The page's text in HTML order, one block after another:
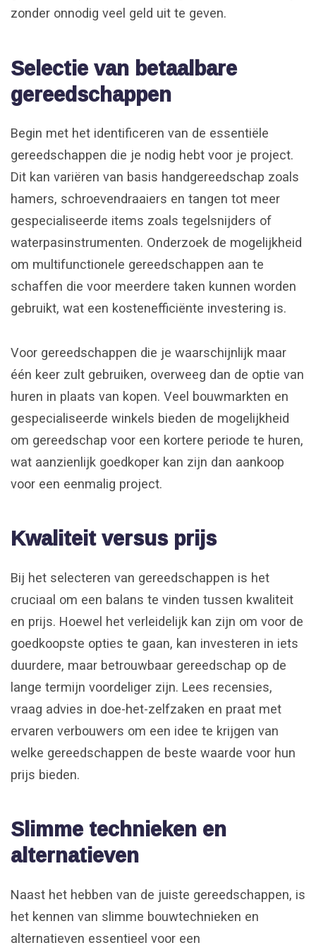
zonder onnodig veel geld uit te geven.
Selectie van betaalbare
gereedschappen
Begin met het identificeren van de essentiële
gereedschappen die je nodig hebt voor je project.
Dit kan variëren van basis handgereedschap zoals
hamers, schroevendraaiers en tangen tot meer
gespecialiseerde items zoals tegelsnijders of
waterpasinstrumenten. Onderzoek de mogelijkheid
om multifunctionele gereedschappen aan te
schaffen die voor meerdere taken kunnen worden
gebruikt, wat een kostenefficiënte investering is.
Voor gereedschappen die je waarschijnlijk maar
één keer zult gebruiken, overweeg dan de optie van
huren in plaats van kopen. Veel bouwmarkten en
gespecialiseerde winkels bieden de mogelijkheid
om gereedschap voor een kortere periode te huren,
wat aanzienlijk goedkoper kan zijn dan aankoop
voor een eenmalig project.
Kwaliteit versus prijs
Bij het selecteren van gereedschappen is het
cruciaal om een balans te vinden tussen kwaliteit
en prijs. Hoewel het verleidelijk kan zijn om voor de
goedkoopste opties te gaan, kan investeren in iets
duurdere, maar betrouwbaar gereedschap op de
lange termijn voordeliger zijn. Lees recensies,
vraag advies in doe-het-zelfzaken en praat met
ervaren verbouwers om een idee te krijgen van
welke gereedschappen de beste waarde voor hun
prijs bieden.
Slimme technieken en
alternatieven
Naast het hebben van de juiste gereedschappen, is
het kennen van slimme bouwtechnieken en
alternatieven essentieel voor een